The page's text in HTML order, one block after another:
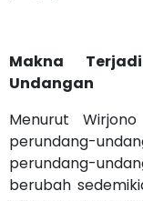
Makna
Undangan
Menurut
perundang-
perundang-
berubah